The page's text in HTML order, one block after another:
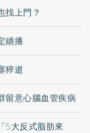
上門？
續播
猝逝
意心腦血管疾病
5大反式脂肪來